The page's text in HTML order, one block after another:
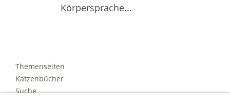
Körpersprache...
Themenseiten
Katzenbücher
Suche